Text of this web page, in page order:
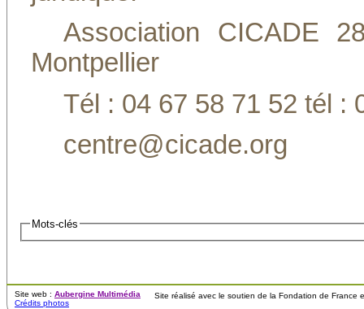
Association CICADE
Montpellier
Tél : 04 67 58 71 52 tél :
centre@cicade.org
Mots-clés
Site web : Aubergine Multimédia
Crédits photos
Site réalisé avec le soutien de la Fondation de France